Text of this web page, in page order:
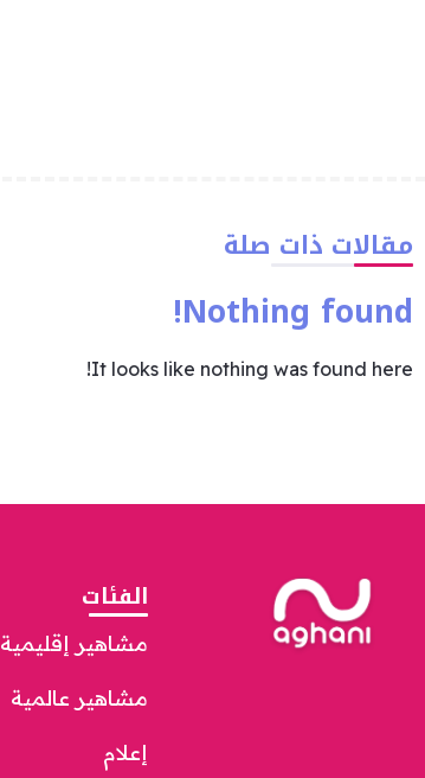
مقالات ذات صلة
Nothing found!
It looks like nothing was found here!
الفئات
مشاهير إقليمية
مشاهير عالمية
إعلام